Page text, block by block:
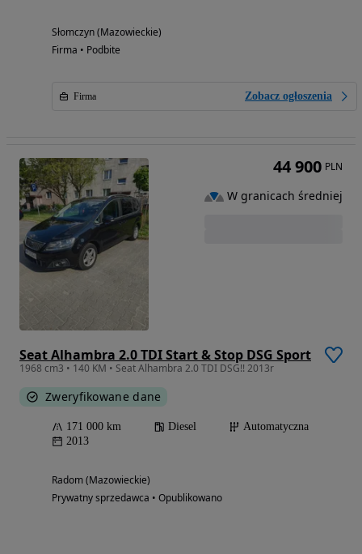
Słomczyn (Mazowieckie)
Firma • Podbite
Firma Zobacz ogłoszenia
Seat Alhambra 2.0 TDI Start & Stop DSG Sport
1968 cm3 • 140 KM • Seat Alhambra 2.0 TDI DSG!! 2013r
Zweryfikowane dane
171 000 km Diesel
Automatyczna
2013
Radom (Mazowieckie)
Prywatny sprzedawca • Opublikowano
44 900 PLN
W granicach średniej